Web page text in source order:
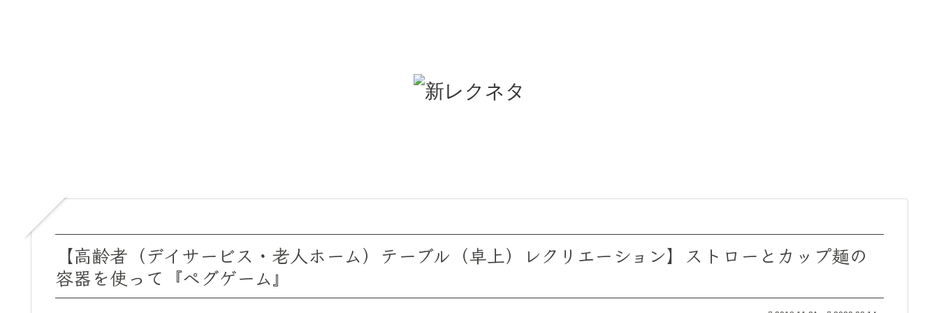
【高齢者（デイサービス・老人ホーム）テーブル（卓上）レクリエーション】ストローとカップ麺の
容器を使って『ペグゲーム』